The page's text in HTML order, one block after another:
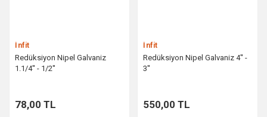
İnfit
Redüksiyon Nipel Galvaniz
1.1/4'' - 1/2''
78,00 TL
İnfit
Redüksiyon Nipel Galvaniz 4'' -
3''
550,00 TL